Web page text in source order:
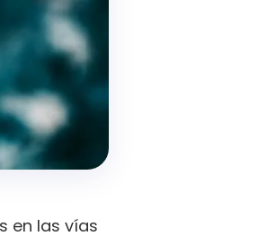
en las vías